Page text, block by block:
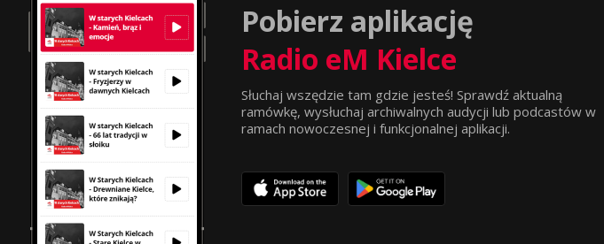
Pobierz aplikację
Radio eM Kielce
Słuchaj wszędzie tam gdzie jesteś! Sprawdź aktualną
ramówkę, wysłuchaj archiwalnych audycji lub podcastów w
ramach nowoczesnej i funkcjonalnej aplikacji.